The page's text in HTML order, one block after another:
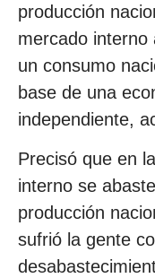
producción
mercado
un consumo
base de una
independiente,
Precisó que en
interno se
producción
sufrió la gente